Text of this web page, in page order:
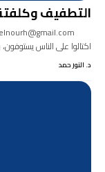
التطفيف
اكتالوا على الناس
د. النور حمد